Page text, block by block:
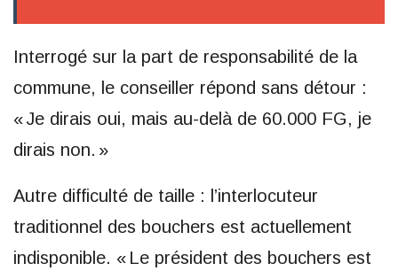
Interrogé sur la part de responsabilité de la
commune, le conseiller répond sans détour :
« Je dirais oui, mais au-delà de 60.000 FG, je
dirais non. »
Autre difficulté de taille : l’interlocuteur
traditionnel des bouchers est actuellement
indisponible. « Le président des bouchers est